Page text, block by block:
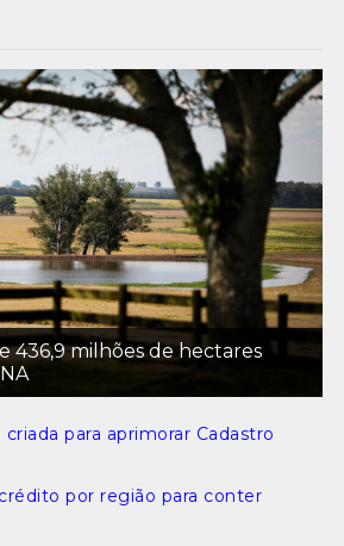
436,9 milhões de hectares
criada para aprimorar Cadastro
por região para conter